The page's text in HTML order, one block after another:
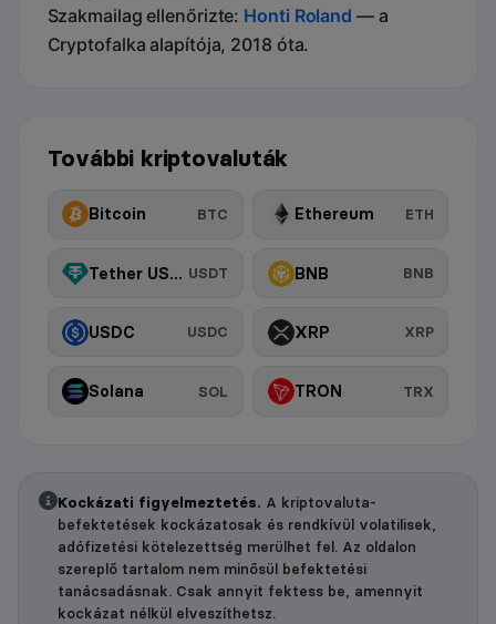
Szakmailag ellenőrizte: Honti Roland — a
Cryptofalka alapítója, 2018 óta.
További kriptovaluták
Bitcoin BTC Ethereum ETH
Tether USDt USDT BNB BNB
USDC USDC XRP XRP
Solana SOL TRON TRX
Kockázati figyelmeztetés. A kriptovaluta-
befektetések kockázatosak és rendkívül volatilisek,
adófizetési kötelezettség merülhet fel. Az oldalon
szereplő tartalom nem minősül befektetési
tanácsadásnak. Csak annyit fektess be, amennyit
kockázat nélkül elveszíthetsz.